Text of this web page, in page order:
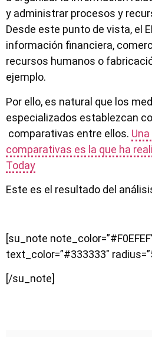
y administrar procesos y
Desde este punto de vista, el
información financiera,
recursos humanos o
ejemplo.
Por ello, es natural que los
especializados establezcan
comparativas entre ellos.
comparativas es la que ha
Today
Este es el resultado del
[su_note
text_color=”#333333″
[/su_note]